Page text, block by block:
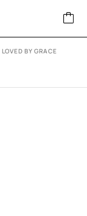
LOVED BY GRACE